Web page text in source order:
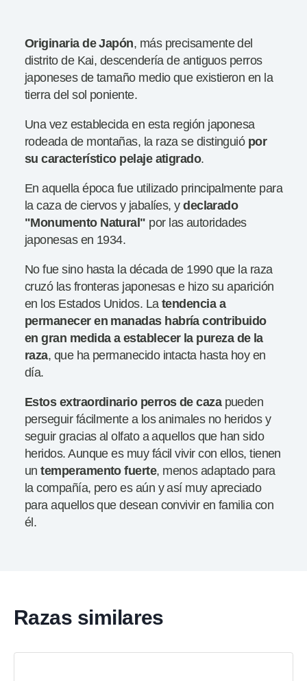
Originaria de Japón, más precisamente del
distrito de Kai, descendería de antiguos perros
japoneses de tamaño medio que existieron en la
tierra del sol poniente.
Una vez establecida en esta región japonesa
rodeada de montañas, la raza se distinguiópor
su característico pelaje atigrado.
En aquella época fue utilizado principalmente para
la caza de ciervos y jabalíes, ydeclarado
"Monumento Natural" por las autoridades
japonesas en 1934.
No fue sino hasta la década de 1990 que la raza
cruzó las fronteras japonesas e hizo su aparición
en los Estados Unidos. La tendencia a
permanecer en manadas habría contribuido
en gran medida a establecer la pureza de la
raza, que ha permanecido intacta hasta hoy en
día.
Estos extraordinario perros de cazapueden
perseguir fácilmente a los animales no heridos y
seguir gracias al olfato a aquellos que han sido
heridos. Aunque es muy fácil vivir con ellos, tienen
untemperamento fuerte, menos adaptado para
la compañía, pero es aún y así muy apreciado
para aquellos que desean convivir en familia con
él.
Razas similares